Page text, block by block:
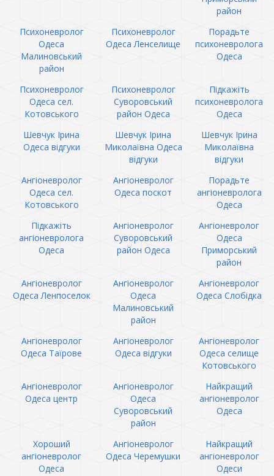
район
Психоневролог
Одеса
Малиновський
район
Психоневролог
Одеса Ленселище
Порадьте
психоневролога
Одеса
Психоневролог
Одеса сел.
Котовського
Психоневролог
Суворовський
район Одеса
Підкажіть
психоневролога
Одеса
Шевчук Ірина
Одеса відгуки
Шевчук Ірина
Миколаївна Одеса
відгуки
Шевчук Ірина
Миколаївна
відгуки
Ангіоневролог
Одеса сел.
Котовського
Ангіоневролог
Одеса поскот
Порадьте
ангіоневролога
Одеса
Підкажіть
ангіоневролога
Одеса
Ангіоневролог
Суворовський
район Одеса
Ангіоневролог
Одеса
Приморський
район
Ангіоневролог
Одеса Ленпоселок
Ангіоневролог
Одеса
Малиновський
район
Ангіоневролог
Одеса Слобідка
Ангіоневролог
Одеса Таїрове
Ангіоневролог
Одеса відгуки
Ангіоневролог
Одеса селище
Котовського
Ангіоневролог
Одеса центр
Ангіоневролог
Одеса
Суворовський
район
Найкращий
ангіоневролог
Одеса
Хороший
ангіоневролог
Одеса
Ангіоневролог
Одеса Черемушки
Найкращий
ангіоневролог
Одеси